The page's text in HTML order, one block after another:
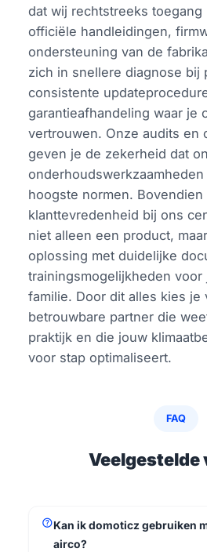
dat wij rechtstreeks toegang
officiële handleidingen,
ondersteuning van de
zich in snellere diagnose bij
consistente
garantieafhandeling waar je
vertrouwen. Onze audits en
geven je de zekerheid dat
hoogste normen. Bovendien
klanttevredenheid bij ons
niet alleen een product,
oplossing met duidelijke
trainingsmogelijkheden voor
familie. Door dit alles kies je
betrouwbare partner die
praktijk en die jouw
voor stap optimaliseert.
FAQ
Veelgestelde
helpKan ik domoticz gebruiken
airco?